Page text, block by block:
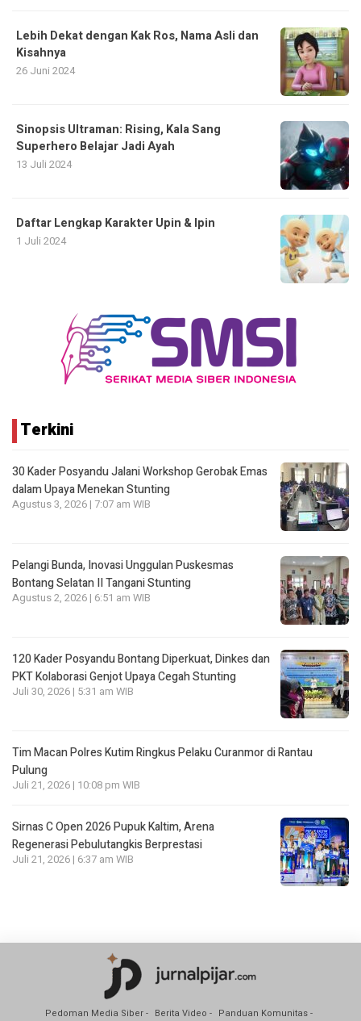
Lebih Dekat dengan Kak Ros, Nama Asli dan
Kisahnya
26 Juni 2024
Sinopsis Ultraman: Rising, Kala Sang
Superhero Belajar Jadi Ayah
13 Juli 2024
Daftar Lengkap Karakter Upin & Ipin
1 Juli 2024
Terkini
30 Kader Posyandu Jalani Workshop Gerobak Emas
dalam Upaya Menekan Stunting
Agustus 3, 2026 | 7:07 am WIB
Pelangi Bunda, Inovasi Unggulan Puskesmas
Bontang Selatan II Tangani Stunting
Agustus 2, 2026 | 6:51 am WIB
120 Kader Posyandu Bontang Diperkuat, Dinkes dan
PKT Kolaborasi Genjot Upaya Cegah Stunting
Juli 30, 2026 | 5:31 am WIB
Tim Macan Polres Kutim Ringkus Pelaku Curanmor di Rantau
Pulung
Juli 21, 2026 | 10:08 pm WIB
Sirnas C Open 2026 Pupuk Kaltim, Arena
Regenerasi Pebulutangkis Berprestasi
Juli 21, 2026 | 6:37 am WIB
Pedoman Media Siber Berita Video Panduan Komunitas